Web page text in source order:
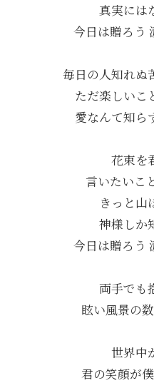
真実には
今日は贈ろう
毎日の人知れぬ
ただ楽しいこ
愛なんて知ら
花束を
言いたいこ
きっと山
神様しか
今日は贈ろう
両手でも
眩い風景の
世界中
君の笑顔が